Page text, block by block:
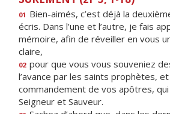
01 Bien-aimés, c’est déjà la
écris. Dans l’une et l’autre, je fais
mémoire, afin de réveiller en vous
claire,
02 pour que vous vous souveniez
l’avance par les saints prophètes,
commandement de vos apôtres,
Seigneur et Sauveur.